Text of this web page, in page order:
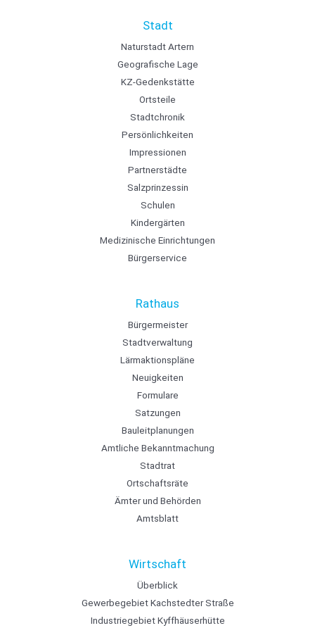
Stadt
Naturstadt Artern
Geografische Lage
KZ-Gedenkstätte
Ortsteile
Stadtchronik
Persönlichkeiten
Impressionen
Partnerstädte
Salzprinzessin
Schulen
Kindergärten
Medizinische Einrichtungen
Bürgerservice
Rathaus
Bürgermeister
Stadtverwaltung
Lärmaktionspläne
Neuigkeiten
Formulare
Satzungen
Bauleitplanungen
Amtliche Bekanntmachung
Stadtrat
Ortschaftsräte
Ämter und Behörden
Amtsblatt
Wirtschaft
Überblick
Gewerbegebiet Kachstedter Straße
Industriegebiet Kyffhäuserhütte